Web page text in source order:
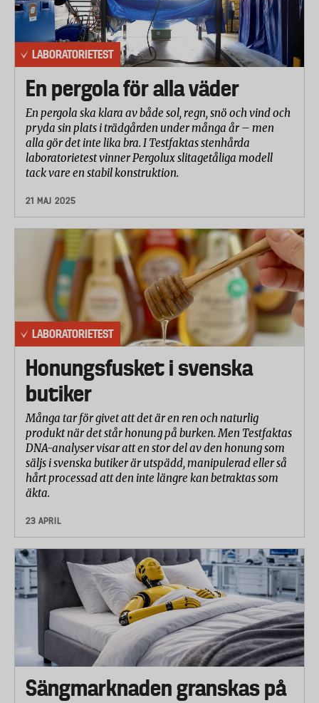
LABORATORIETEST
En pergola för alla väder
En pergola ska klara av både sol, regn, snö och vind och
pryda sin plats i trädgården under många år – men
alla gör det inte lika bra. I Testfaktas stenhårda
laboratorietest vinner Pergolux slitagetåliga modell
tack vare en stabil konstruktion.
21 MAJ 2025
LABORATORIETEST
Honungsfusket i svenska
butiker
Många tar för givet att det är en ren och naturlig
produkt när det står honung på burken. Men Testfaktas
DNA-analyser visar att en stor del av den honung som
säljs i svenska butiker är utspädd, manipulerad eller så
hårt processad att den inte längre kan betraktas som
äkta.
23 APRIL
Sängmarknaden granskas på